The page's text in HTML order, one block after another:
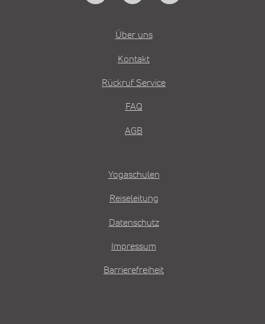
Über uns
Kontakt
Rückruf Service
FAQ
AGB
Yogaschulen
Reiseleitung
Datenschutz
Impressum
Barrierefreiheit